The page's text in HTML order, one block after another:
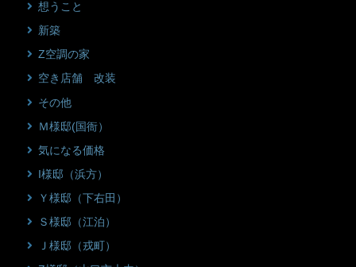
想うこと
新築
Z空調の家
空き店舗 改装
その他
Ｍ様邸(国衙）
気になる価格
I様邸（浜方）
Ｙ様邸（下右田）
Ｓ様邸（江泊）
Ｊ様邸（戎町）